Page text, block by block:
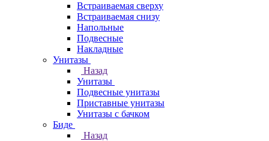
Встраиваемая сверху
Встраиваемая снизу
Напольные
Подвесные
Накладные
Унитазы
Назад
Унитазы
Подвесные унитазы
Приставные унитазы
Унитазы с бачком
Биде
Назад